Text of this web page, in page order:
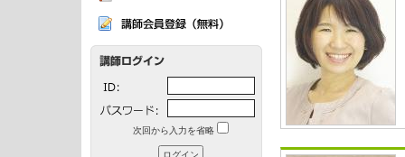
次回から入力を省略